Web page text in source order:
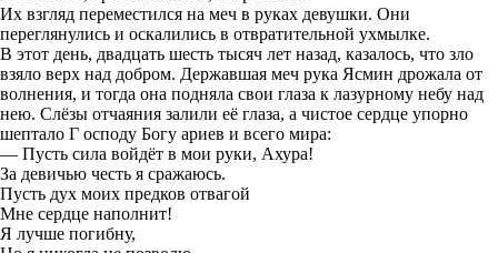
Их взгляд переместился на меч в руках девушки. Они
переглянулись и оскалились в отвратительной ухмылке.
В этот день, двадцать шесть тысяч лет назад, казалось, что зло
взяло верх над добром. Державшая меч рука Ясмин дрожала от
волнения, и тогда она подняла свои глаза к лазурному небу над
нею. Слёзы отчаяния залили её глаза, а чистое сердце упорно
шептало Г осподу Богу ариев и всего мира:
— Пусть сила войдёт в мои руки, Ахура!
За девичью честь я сражаюсь.
Пусть дух моих предков отвагой
Мне сердце наполнит!
Я лучше погибну,